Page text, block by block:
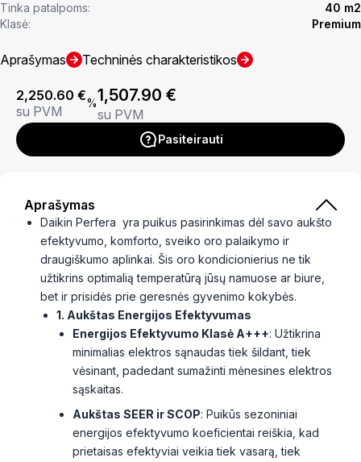
Tinka patalpoms:
40 m2
Klasė:
Premium
Aprašymas Techninės charakteristikos
2,250.60 €
su PVM
%1,507.90 €
su PVM
Pasiteirauti
Aprašymas
Daikin Perfera yra puikus pasirinkimas dėl savo aukšto
efektyvumo, komforto, sveiko oro palaikymo ir
draugiškumo aplinkai. Šis oro kondicionierius ne tik
užtikrins optimalią temperatūrą jūsų namuose ar biure,
bet ir prisidės prie geresnės gyvenimo kokybės.
1. Aukštas Energijos Efektyvumas
Energijos Efektyvumo Klasė A+++: Užtikrina
minimalias elektros sąnaudas tiek šildant, tiek
vėsinant, padedant sumažinti mėnesines elektros
sąskaitas.
Aukštas SEER ir SCOP: Puikūs sezoniniai
energijos efektyvumo koeficientai reiškia, kad
prietaisas efektyviai veikia tiek vasarą, tiek